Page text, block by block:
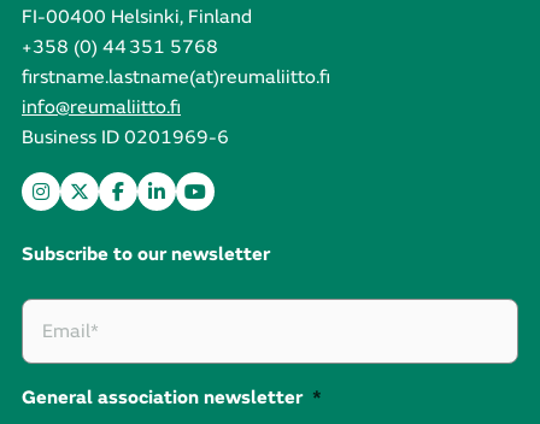
FI-00400 Helsinki, Finland
+358 (0) 44 351 5768
firstname.lastname(at)reumaliitto.fi
info@reumaliitto.fi
Business ID 0201969-6
Subscribe to our newsletter
General association newsletter *